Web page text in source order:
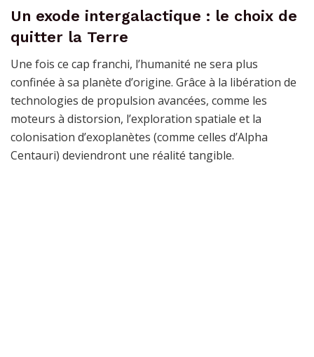
Un exode intergalactique : le choix de
quitter la Terre
Une fois ce cap franchi, l’humanité ne sera plus
confinée à sa planète d’origine. Grâce à la libération de
technologies de propulsion avancées, comme les
moteurs à distorsion, l’exploration spatiale et la
colonisation d’exoplanètes (comme celles d’Alpha
Centauri) deviendront une réalité tangible.